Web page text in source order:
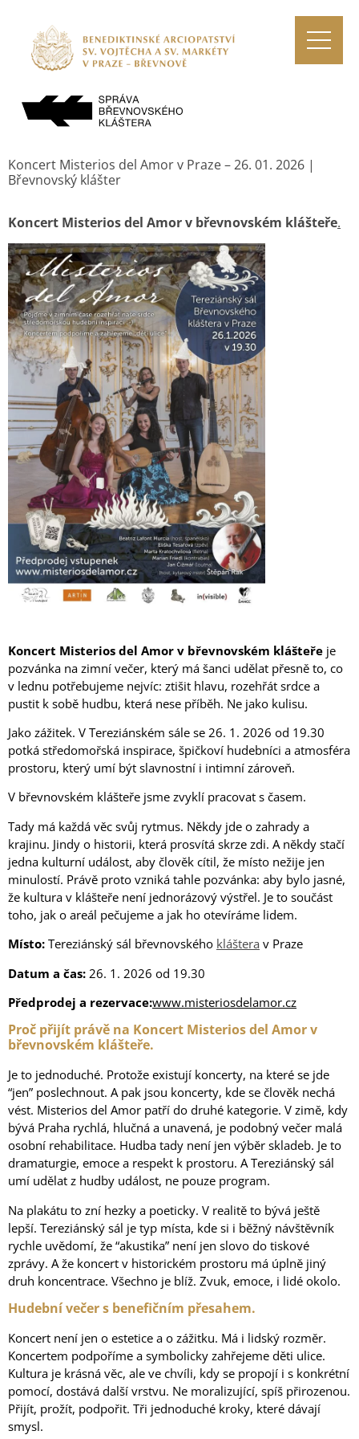
Koncert Misterios del Amor v Praze – 26. 01. 2026 |
Břevnovský klášter
Koncert Misterios del Amor v břevnovském klášteře.
Koncert Misterios del Amor v břevnovském klášteře je
pozvánka na zimní večer, který má šanci udělat přesně to, co
v lednu potřebujeme nejvíc: ztišit hlavu, rozehřát srdce a
pustit k sobě hudbu, která nese příběh. Ne jako kulisu.
Jako zážitek. V Tereziánském sále se 26. 1. 2026 od 19.30
potká středomořská inspirace, špičkoví hudebníci a atmosféra
prostoru, který umí být slavnostní i intimní zároveň.
V břevnovském klášteře jsme zvyklí pracovat s časem.
Tady má každá věc svůj rytmus. Někdy jde o zahrady a
krajinu. Jindy o historii, která prosvítá skrze zdi. A někdy stačí
jedna kulturní událost, aby člověk cítil, že místo nežije jen
minulostí. Právě proto vzniká tahle pozvánka: aby bylo jasné,
že kultura v klášteře není jednorázový výstřel. Je to součást
toho, jak o areál pečujeme a jak ho otevíráme lidem.
Místo: Tereziánský sál břevnovského kláštera v Praze
Datum a čas: 26. 1. 2026 od 19.30
Předprodej a rezervace:www.misteriosdelamor.cz
Proč přijít právě na Koncert Misterios del Amor v
břevnovském klášteře.
Je to jednoduché. Protože existují koncerty, na které se jde
“jen” poslechnout. A pak jsou koncerty, kde se člověk nechá
vést. Misterios del Amor patří do druhé kategorie. V zimě, kdy
bývá Praha rychlá, hlučná a unavená, je podobný večer malá
osobní rehabilitace. Hudba tady není jen výběr skladeb. Je to
dramaturgie, emoce a respekt k prostoru. A Tereziánský sál
umí udělat z hudby událost, ne pouze program.
Na plakátu to zní hezky a poeticky. V realitě to bývá ještě
lepší. Tereziánský sál je typ místa, kde si i běžný návštěvník
rychle uvědomí, že “akustika” není jen slovo do tiskové
zprávy. A že koncert v historickém prostoru má úplně jiný
druh koncentrace. Všechno je blíž. Zvuk, emoce, i lidé okolo.
Hudební večer s benefičním přesahem.
Koncert není jen o estetice a o zážitku. Má i lidský rozměr.
Koncertem podpoříme a symbolicky zahřejeme děti ulice.
Kultura je krásná věc, ale ve chvíli, kdy se propojí i s konkrétní
pomocí, dostává další vrstvu. Ne moralizující, spíš přirozenou.
Přijít, prožít, podpořit. Tři jednoduché kroky, které dávají
smysl.